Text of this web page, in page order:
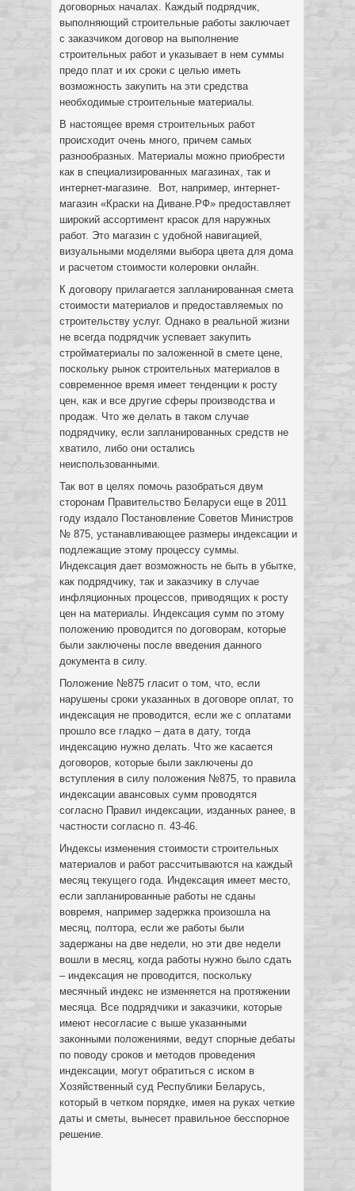
договорных началах. Каждый подрядчик,
выполняющий строительные работы заключает
с заказчиком договор на выполнение
строительных работ и указывает в нем суммы
предо плат и их сроки с целью иметь
возможность закупить на эти средства
необходимые строительные материалы.
В настоящее время строительных работ
происходит очень много, причем самых
разнообразных. Материалы можно приобрести
как в специализированных магазинах, так и
интернет-магазине. Вот, например, интернет-
магазин «Краски на Диване.РФ» предоставляет
широкий ассортимент красок для наружных
работ. Это магазин с удобной навигацией,
визуальными моделями выбора цвета для дома
и расчетом стоимости колеровки онлайн.
К договору прилагается запланированная смета
стоимости материалов и предоставляемых по
строительству услуг. Однако в реальной жизни
не всегда подрядчик успевает закупить
стройматериалы по заложенной в смете цене,
поскольку рынок строительных материалов в
современное время имеет тенденции к росту
цен, как и все другие сферы производства и
продаж. Что же делать в таком случае
подрядчику, если запланированных средств не
хватило, либо они остались
неиспользованными.
Так вот в целях помочь разобраться двум
сторонам Правительство Беларуси еще в 2011
году издало Постановление Советов Министров
№ 875, устанавливающее размеры индексации и
подлежащие этому процессу суммы.
Индексация дает возможность не быть в убытке,
как подрядчику, так и заказчику в случае
инфляционных процессов, приводящих к росту
цен на материалы. Индексация сумм по этому
положению проводится по договорам, которые
были заключены после введения данного
документа в силу.
Положение №875 гласит о том, что, если
нарушены сроки указанных в договоре оплат, то
индексация не проводится, если же с оплатами
прошло все гладко – дата в дату, тогда
индексацию нужно делать. Что же касается
договоров, которые были заключены до
вступления в силу положения №875, то правила
индексации авансовых сумм проводятся
согласно Правил индексации, изданных ранее, в
частности согласно п. 43-46.
Индексы изменения стоимости строительных
материалов и работ рассчитываются на каждый
месяц текущего года. Индексация имеет место,
если запланированные работы не сданы
вовремя, например задержка произошла на
месяц, полтора, если же работы были
задержаны на две недели, но эти две недели
вошли в месяц, когда работы нужно было сдать
– индексация не проводится, поскольку
месячный индекс не изменяется на протяжении
месяца. Все подрядчики и заказчики, которые
имеют несогласие с выше указанными
законными положениями, ведут спорные дебаты
по поводу сроков и методов проведения
индексации, могут обратиться с иском в
Хозяйственный суд Республики Беларусь,
который в четком порядке, имея на руках четкие
даты и сметы, вынесет правильное бесспорное
решение.